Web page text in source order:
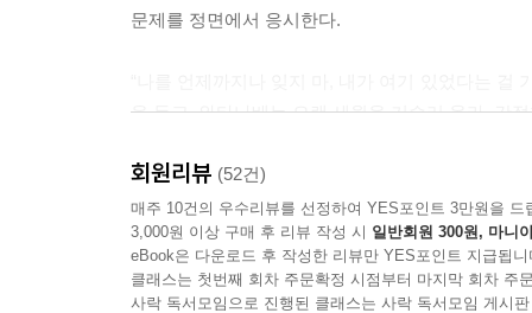
문제를 정면에서 응시한다.
을 듣고, 와타나베는 오랜 세월을 거슬러 올라, 간
와타나베는 고등학교 시절 친한 친구 기즈키, 그
기즈키의 갑작스러운 자살로 끝나 버리고 만다.
얼마 지나지 않아 나오코 역시 도쿄로 올라와 둘
지내던 어느 날, 나오코는 자신이 요양원에 들어
사랑임을 확신하게 된다. 한편 같은 대학에서
회원리뷰 (52건)
매주 10건의 우수리뷰를 선정하여 YES포인트 3만원을 드
3,000원 이상 구매 후 리뷰 작성 시 일반회원 300원, 마니
eBook은 다운로드 후 작성한 리뷰만 YES포인트 지급됩니
클래스는 첫번째 회차 주문확정 시점부터 마지막 회차 주
사락 독서모임으로 진행된 클래스는 사락 독서모임 게시